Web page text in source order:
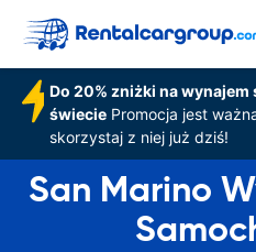
Do 20% zniżki na wynajem
świeciePromocja jest
skorzystaj z niej już dziś!
San Marino